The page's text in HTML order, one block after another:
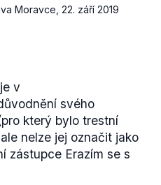
Moravce 22. září 2019
v
svého
který bylo trestní
nelze jej označit jako
zástupce Erazím se s